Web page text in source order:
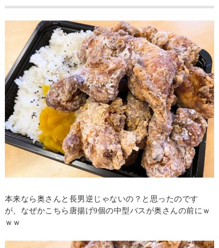
本来なら奥さんと長男逆じゃないの？と思ったのです
が、なぜかこちら唐揚げ9個の中型バスが奥さんの前にｗ
ｗｗ